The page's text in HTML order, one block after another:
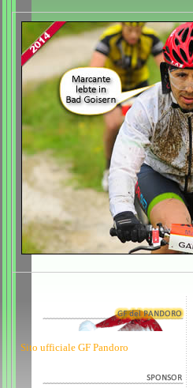
Sito ufficiale GF Pandoro